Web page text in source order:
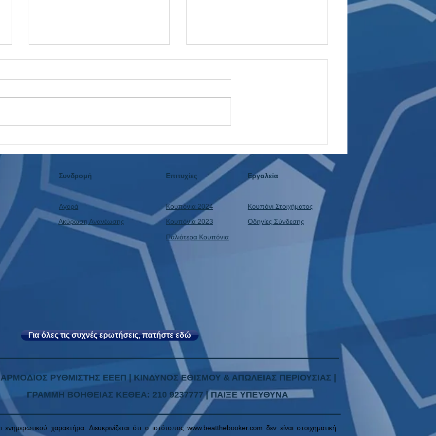
Συνδρομή
Αγορά
Ακύρωση Ανανέωσης
Επιτυχίες Εργαλεία
Κουπόνια 2024
Κουπόνια 2023
Κουπόνι Στοιχήματος
Οδηγίες Σύνδεσης
Παλιότερα Κουπόνια
Για όλες τις συχνές ερωτήσεις, πατήστε εδώ
ΑΡΜΟΔΙΟΣ ΡΥΘΜΙΣΤΗΣ ΕΕΕΠ | ΚΙΝΔΥΝΟΣ ΕΘΙΣΜΟΥ & ΑΠΩΛΕΙΑΣ ΠΕΡΙΟΥΣΙΑΣ |
ΓΡΑΜΜΗ ΒΟΗΘΕΙΑΣ ΚΕΘΕΑ: 210 9237777 | ΠΑΙΞΕ ΥΠΕΥΘΥΝΑ
ενημερωτικού χαρακτήρα. Διευκρινίζεται ότι ο ιστότοποςwww.beatthebooker.com δεν είναι στοιχηματική